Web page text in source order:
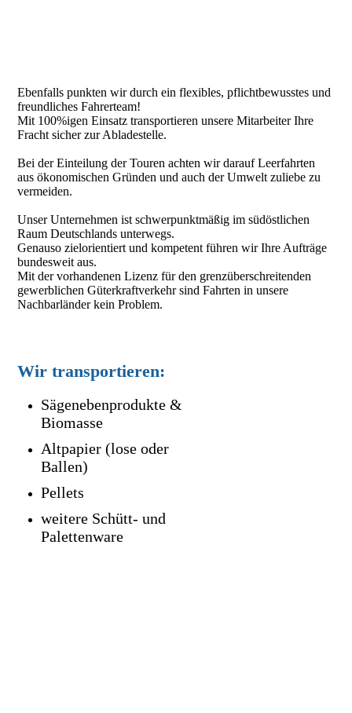
Ebenfalls punkten wir durch ein flexibles, pflichtbewusstes und
freundliches Fahrerteam!
Mit 100%igen Einsatz transportieren unsere Mitarbeiter Ihre
Fracht sicher zur Abladestelle.
Bei der Einteilung der Touren achten wir darauf Leerfahrten
aus ökonomischen Gründen und auch der Umwelt zuliebe zu
vermeiden.
Unser Unternehmen ist schwerpunktmäßig im südöstlichen
Raum Deutschlands unterwegs.
Genauso zielorientiert und kompetent führen wir Ihre Aufträge
bundesweit aus.
Mit der vorhandenen Lizenz für den grenzüberschreitenden
gewerblichen Güterkraftverkehr sind Fahrten in unsere
Nachbarländer kein Problem.
Wir transportieren:
Sägenebenprodukte &
Biomasse
Altpapier (lose oder
Ballen)
Pellets
weitere Schütt- und
Palettenware